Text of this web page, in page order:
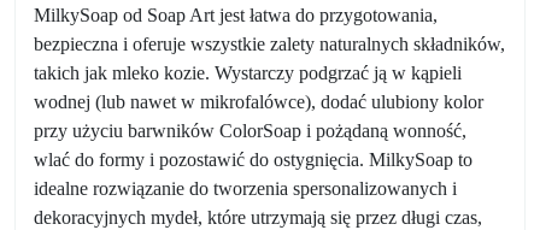
MilkySoap od Soap Art jest łatwa do przygotowania,
bezpieczna i oferuje wszystkie zalety naturalnych składników,
takich jak mleko kozie. Wystarczy podgrzać ją w kąpieli
wodnej (lub nawet w mikrofalówce), dodać ulubiony kolor
przy użyciu barwników ColorSoap i pożądaną wonność,
wlać do formy i pozostawić do ostygnięcia. MilkySoap to
idealne rozwiązanie do tworzenia spersonalizowanych i
dekoracyjnych mydeł, które utrzymają się przez długi czas,